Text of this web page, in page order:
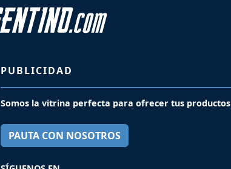
PUBLICIDAD
Somos la vitrina perfecta para ofrecer tus
PAUTA CON NOSOTROS